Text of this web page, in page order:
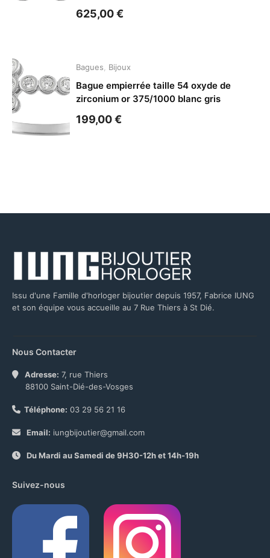
625,00€
Bagues Bijoux
Bague empierrée taille 54 oxyde de
zirconium or 375/1000 blanc gris
199,00€
Issu d'une Famille d'horloger bijoutier depuis 1957, Fabrice IUNG
et son équipe vous accueille au 7 Rue Thiers à St Dié.
Nous Contacter
Adresse: 7, rue Thiers
88100 Saint-Dié-des-Vosges
Téléphone: 03 29 56 21 16
Email: iungbijoutier@gmail.com
Du Mardi au Samedi de 9H30-12h et 14h-19h
Suivez-nous